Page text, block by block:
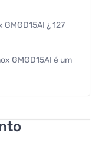
¿ 127
GMGD15AI é um
em diversos
moderno display
permite a